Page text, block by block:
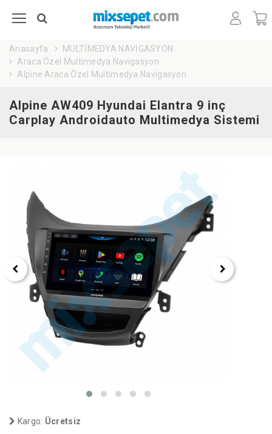
Anasayfa
MULTİMEDYA NAVİGASYON
Araca Özel Multimedya Navigasyon
Alpine Araca Özel Multimedya Navigasyon
Alpine AW409 Hyundai Elantra 9 inç
Carplay Androidauto Multimedya Sistemi
Kargo: Ücretsiz